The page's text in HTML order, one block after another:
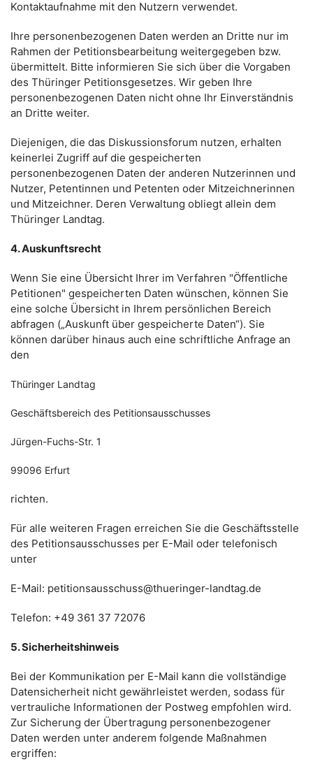
Kontaktaufnahme mit den Nutzern verwendet.
Ihre personenbezogenen Daten werden an Dritte nur im
Rahmen der Petitionsbearbeitung weitergegeben bzw.
übermittelt. Bitte informieren Sie sich über die Vorgaben
des Thüringer Petitionsgesetzes. Wir geben Ihre
personenbezogenen Daten nicht ohne Ihr Einverständnis
an Dritte weiter.
Diejenigen, die das Diskussionsforum nutzen, erhalten
keinerlei Zugriff auf die gespeicherten
personenbezogenen Daten der anderen Nutzerinnen und
Nutzer, Petentinnen und Petenten oder Mitzeichnerinnen
und Mitzeichner. Deren Verwaltung obliegt allein dem
Thüringer Landtag.
4. Auskunftsrecht
Wenn Sie eine Übersicht Ihrer im Verfahren "Öffentliche
Petitionen" gespeicherten Daten wünschen, können Sie
eine solche Übersicht in Ihrem persönlichen Bereich
abfragen („Auskunft über gespeicherte Daten“). Sie
können darüber hinaus auch eine schriftliche Anfrage an
den
Thüringer Landtag
Geschäftsbereich des Petitionsausschusses
Jürgen-Fuchs-Str. 1
99096 Erfurt
richten.
Für alle weiteren Fragen erreichen Sie die Geschäftsstelle
des Petitionsausschusses per E-Mail oder telefonisch
unter
E-Mail: petitionsausschuss@thueringer-landtag.de
Telefon: +49 361 37 72076
5. Sicherheitshinweis
Bei der Kommunikation per E-Mail kann die vollständige
Datensicherheit nicht gewährleistet werden, sodass für
vertrauliche Informationen der Postweg empfohlen wird.
Zur Sicherung der Übertragung personenbezogener
Daten werden unter anderem folgende Maßnahmen
ergriffen: